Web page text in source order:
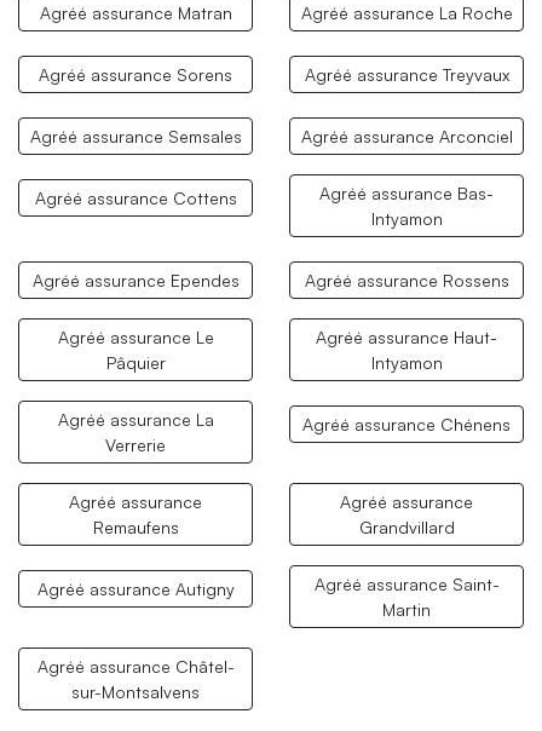
Agréé assurance Matran Agréé assurance La Roche
Agréé assurance Sorens Agréé assurance Treyvaux
Agréé assurance Semsales Agréé assurance Arconciel
Agréé assurance Cottens
Agréé assurance Bas-
Intyamon
Agréé assurance Ependes Agréé assurance Rossens
Agréé assurance Le
Pâquier
Agréé assurance Haut-
Intyamon
Agréé assurance La
Verrerie
Agréé assurance Chénens
Agréé assurance
Remaufens
Agréé assurance
Grandvillard
Agréé assurance Autigny
Agréé assurance Saint-
Martin
Agréé assurance Châtel-
sur-Montsalvens